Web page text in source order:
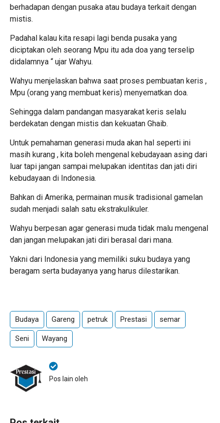
berhadapan dengan pusaka atau budaya terkait dengan
mistis.
Padahal kalau kita resapi lagi benda pusaka yang
diciptakan oleh seorang Mpu itu ada doa yang terselip
didalamnya “ ujar Wahyu.
Wahyu menjelaskan bahwa saat proses pembuatan keris ,
Mpu (orang yang membuat keris) menyematkan doa.
Sehingga dalam pandangan masyarakat keris selalu
berdekatan dengan mistis dan kekuatan Ghaib.
Untuk pemahaman generasi muda akan hal seperti ini
masih kurang , kita boleh mengenal kebudayaan asing dari
luar tapi jangan sampai melupakan identitas dan jati diri
kebudayaan di Indonesia.
Bahkan di Amerika, permainan musik tradisional gamelan
sudah menjadi salah satu ekstrakulikuler.
Wahyu berpesan agar generasi muda tidak malu mengenal
dan jangan melupakan jati diri berasal dari mana.
Yakni dari Indonesia yang memiliki suku budaya yang
beragam serta budayanya yang harus dilestarikan.
Budaya Gareng petruk Prestasi semar
Seni Wayang
Pos lain oleh